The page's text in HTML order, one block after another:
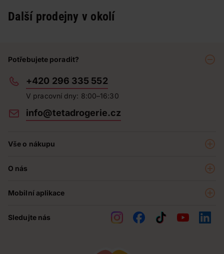
Další prodejny v okolí
Potřebujete poradit?
+420 296 335 552
V pracovní dny: 8:00–16:30
info@tetadrogerie.cz
Vše o nákupu
Prodejny
Obchodní podmínky
O nás
Teta pomáhá
Mobilní aplikace
Sledujte nás